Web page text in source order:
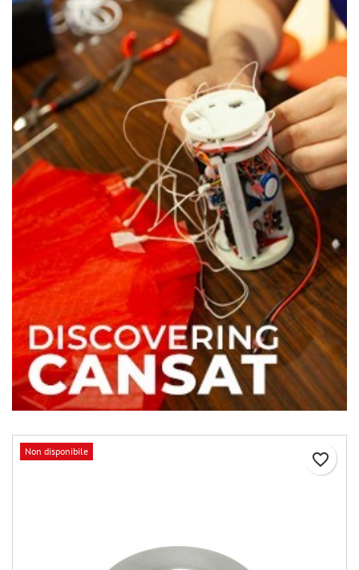
Non disponibile favorite_border